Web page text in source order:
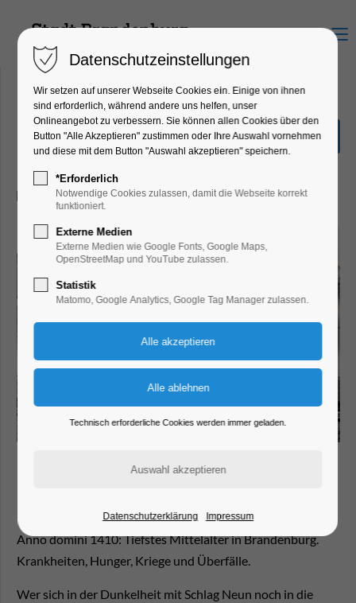
Menu
Mönchsführung
Führung, Highlight, Themenführung
04.09.2026, 20:00–21:30
Anno domini 1410: Tiefstes Mittelalter in Brandenburg.
Krankheiten, Hunger, Kriege und Überfälle.
Wer sich in der Dunkelheit mit Schlag Neun noch in die
Datenschutzeinstellungen
Wir setzen auf unserer Webseite Cookies ein. Einige von ihnen
sind erforderlich, während andere uns helfen, unser
Onlineangebot zu verbessern. Sie können allen Cookies über den
Button "Alle Akzeptieren" zustimmen oder Ihre Auswahl vornehmen
und diese mit dem Button "Auswahl akzeptieren" speichern.
*Erforderlich
Notwendige Cookies zulassen, damit die Webseite korrekt
funktioniert.
Externe Medien
Externe Medien wie Google Fonts, Google Maps,
OpenStreetMap und YouTube zulassen.
Statistik
Matomo, Google Analytics, Google Tag Manager zulassen.
Technisch erforderliche Cookies werden immer geladen.
Datenschutzerklärung Impressum